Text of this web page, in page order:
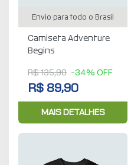
Envio para todo o Brasil
Camiseta Adventure
Begins
R$ 135,90 -34% OFF
R$ 89,90
MAIS DETALHES